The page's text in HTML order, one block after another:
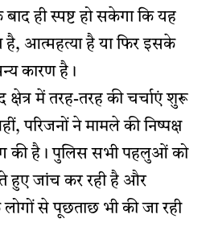
ही स्पष्ट हो सकेगा कि यह
है, आत्महत्या है या फिर इसके
कारण है।
क्षेत्र में तरह-तरह की चर्चाएं शुरू
परिजनों ने मामले की निष्पक्ष
की है। पुलिस सभी पहलुओं को
हुए जांच कर रही है और
से पूछताछ भी की जा रही